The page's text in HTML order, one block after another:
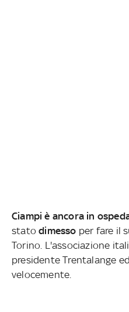
Ciampi è ancora in
statodimesso per fare il
Torino. L'associazione
presidente Trentalange
velocemente.